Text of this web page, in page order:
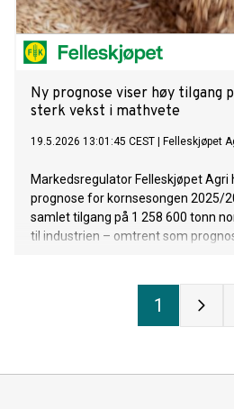
Ny prognose viser høy tilgang
sterk vekst i mathvete
19.5.2026 13:01:45 CEST Felleskjøpet
Markedsregulator Felleskjøpet Agri
prognose for kornsesongen 2025/
samlet tilgang på 1 258 600 tonn
til industrien – omtrent som
1